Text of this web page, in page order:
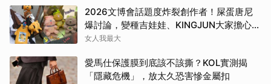
2026文博會話題度炸裂創作者！屎蛋唐尼
爆討論，變種吉娃娃、KINGJUN大家擔心買
不到
女人我最大
愛馬仕保護膜到底該不該撕？KOL實測揭
「隱藏危機」，放太久恐害慘金屬扣